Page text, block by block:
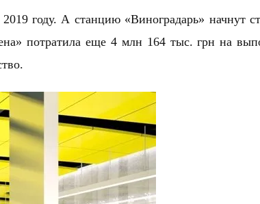
году. А станцию «Виноградарь» начнут
потратила еще 4 млн 164 тыс. грн на